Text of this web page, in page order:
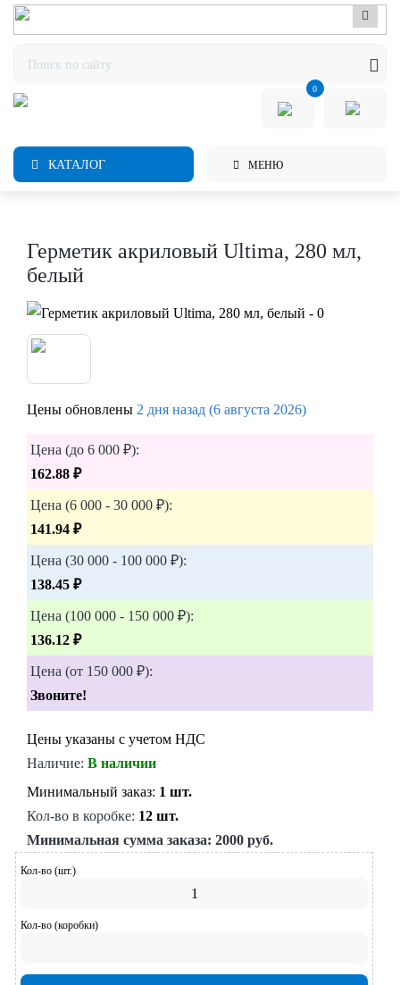
0
КАТАЛОГ МЕНЮ
Герметик акриловый Ultima, 280 мл,
белый
Цены обновлены 2 дня назад (6 августа 2026)
Цена (до 6 000 ₽):
162.88 ₽
Цена (6 000 - 30 000 ₽):
141.94 ₽
Цена (30 000 - 100 000 ₽):
138.45 ₽
Цена (100 000 - 150 000 ₽):
136.12 ₽
Цена (от 150 000 ₽):
Звоните!
Цены указаны с учетом НДС
Наличие: В наличии
Минимальный заказ: 1 шт.
Кол-во в коробке: 12 шт.
Минимальная сумма заказа: 2000 руб.
Кол-во (шт.)
Кол-во (коробки)